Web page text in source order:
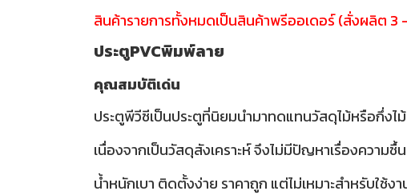
สินค้ารายการทั้งหมดเป็นสินค้าพรีออเดอร์ (สั่งผลิต 3
ประตูPVCพิมพ์ลาย
คุณสมบัติเด่น
ประตูพีวีซีเป็นประตูที่นิยมนำมาทดแทนวัสดุไม้หรือกึ่งไ
เนื่องจากเป็นวัสดุสังเคราะห์ จึงไม่มีปัญหาเรื่องค
น้ำหนักเบา ติดตั้งง่าย ราคาถูก แต่ไม่เหมาะสำหรับใ